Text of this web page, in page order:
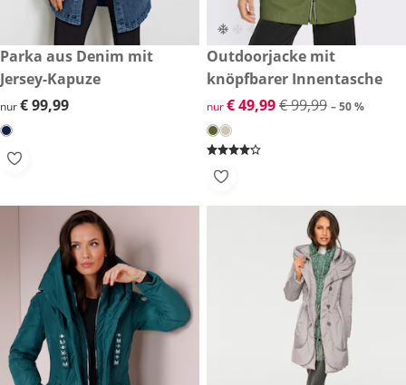
€ 99,99
Parka aus Denim mit
Jersey-Kapuze
€ 99,99
nur€ 99,99
reduzierter Preis € 49,99,
-50 %
Outdoorjacke mit
knöpfbarer Innentasche
reduzierter Preis € 49,99,
nur€ 49,99€ 99,99 – 50 %